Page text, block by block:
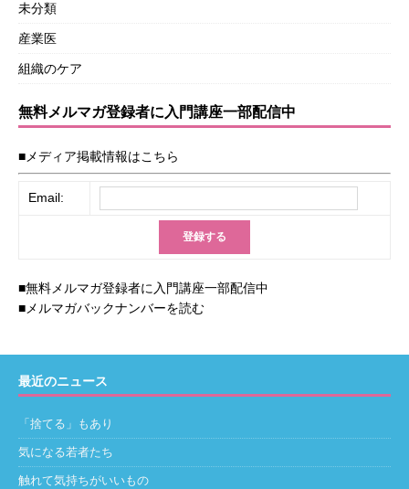
未分類
産業医
組織のケア
無料メルマガ登録者に入門講座一部配信中
■メディア掲載情報はこちら
Email:
■無料メルマガ登録者に入門講座一部配信中
■メルマガバックナンバーを読む
最近のニュース
「捨てる」もあり
気になる若者たち
触れて気持ちがいいもの